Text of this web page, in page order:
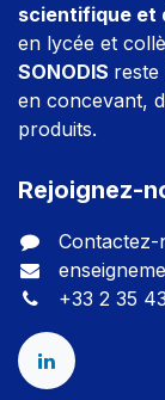
scientifique et
en lycée et
SONODIS reste
en concevant,
produits.
Rejoignez-
Contactez-
+33 2 35